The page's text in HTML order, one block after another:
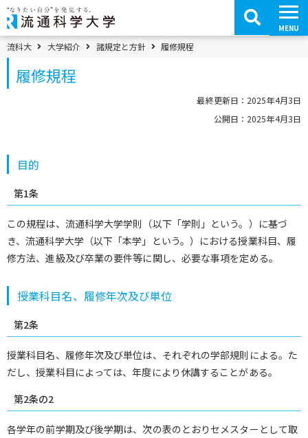
コ
ン
テ
ン
ツ
へ
移
MENU
パンくずメニュー
流科大 大学紹介 諸規定と方針 履修規程
履修規程
最終更新日：2025年4月3日
公開日：2025年4月3日
目的
第1条
この規程は、流通科学大学学則（以下「学則」という。）に基づ
き、流通科学大学（以下「本学」という。）における授業科目、履
修方法、進級及び卒業の要件等に関し、必要な事項を定める。
授業科目名、履修年次及び単位
第2条
授業科目名、履修年次及び単位は、それぞれの学部規則による。た
だし、授業科目によっては、年度により休講することがある。
第2条の2
各学年の前学期及び後学期は、次の表のとおりセメスターとして取